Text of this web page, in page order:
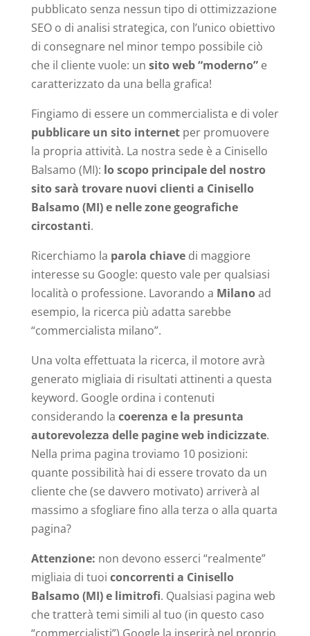
pubblicato senza nessun tipo di ottimizzazione
SEO o di analisi strategica, con l’unico obiettivo
di consegnare nel minor tempo possibile ciò
che il cliente vuole: un sito web “moderno”e
caratterizzato da una bella grafica!
Fingiamo di essere un commercialista e di voler
pubblicare un sito internetper promuovere
la propria attività. La nostra sede è a Cinisello
Balsamo (MI): lo scopo principale del nostro
sito sarà trovare nuovi clienti a Cinisello
Balsamo (MI) e nelle zone geografiche
circostanti.
Ricerchiamo la parola chiavedi maggiore
interesse su Google: questo vale per qualsiasi
località o professione. Lavorando a Milanoad
esempio, la ricerca più adatta sarebbe
“commercialista milano”.
Una volta effettuata la ricerca, il motore avrà
generato migliaia di risultati attinenti a questa
keyword. Google ordina i contenuti
considerando la coerenza e la presunta
autorevolezza delle pagine web indicizzate.
Nella prima pagina troviamo 10 posizioni:
quante possibilità hai di essere trovato da un
cliente che (se davvero motivato) arriverà al
massimo a sfogliare fino alla terza o alla quarta
pagina?
Attenzione: non devono esserci “realmente”
migliaia di tuoi concorrenti a Cinisello
Balsamo (MI) e limitrofi. Qualsiasi pagina web
che tratterà temi simili al tuo (in questo caso
“commercialisti”) Google la inserirà nel proprio